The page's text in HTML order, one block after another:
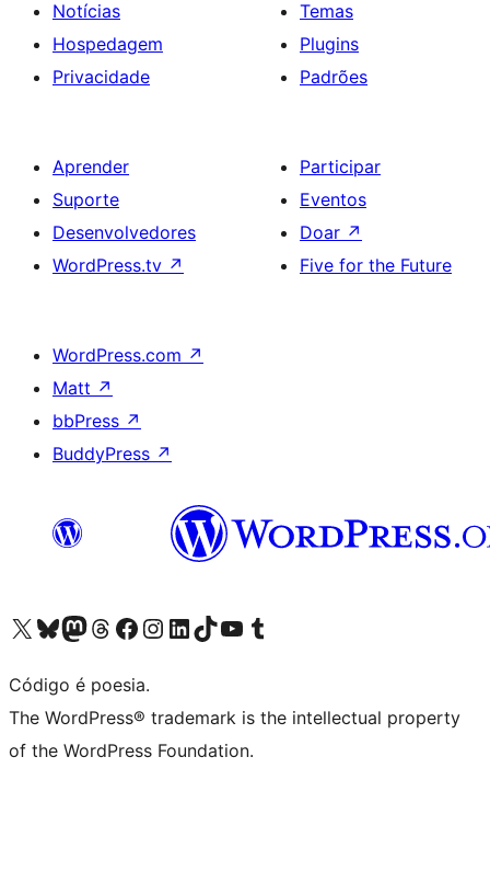
Notícias
Hospedagem
Privacidade
Temas
Plugins
Padrões
Aprender
Suporte
Desenvolvedores
WordPress.tv ↗
Participar
Eventos
Doar ↗
Five for the Future
WordPress.com ↗
Matt ↗
bbPress ↗
BuddyPress ↗
Acessar nossa conta do X (antigo Twitter)
Acessar nossa conta do Bluesky
Acessar nossa conta do Mastodon
Acessar nossa conta do Threads
Acessar nossa página do Facebook
Acessar nossa conta do Instagram
Acessar nossa conta do LinkedIn
Acessar nossa conta do TikTok
Acessar nosso canal do YouTube
Acessar nossa conta no Tumblr
Código é poesia.
The WordPress® trademark is the intellectual property
of the WordPress Foundation.